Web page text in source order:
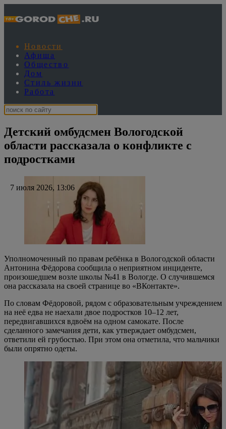
Новости
Афиша
Общество
Дом
Стиль жизни
Работа
Детский омбудсмен Вологодской
области рассказала о конфликте с
подростками
7 июля 2026, 13:06
Уполномоченный по правам ребёнка в Вологодской области
Антонина Фёдорова сообщила о неприятном инциденте,
произошедшем возле школы №41 в Вологде. О случившемся
она рассказала на своей странице во «ВКонтакте».
По словам Фёдоровой, рядом с образовательным учреждением
на неё едва не наехали двое подростков 10–12 лет,
передвигавшихся вдвоём на одном самокате. После
сделанного замечания дети, как утверждает омбудсмен,
ответили ей грубостью. При этом она отметила, что мальчики
были опрятно одеты.